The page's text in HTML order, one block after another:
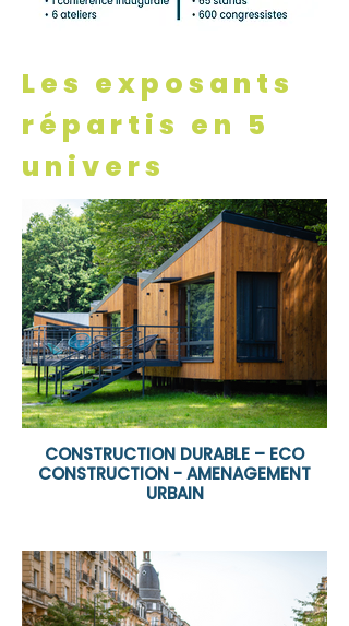
Les exposants
répartis en 5
univers
CONSTRUCTION DURABLE – ECO
CONSTRUCTION - AMENAGEMENT
URBAIN